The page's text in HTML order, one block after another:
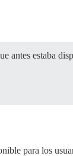
antes estaba
para los